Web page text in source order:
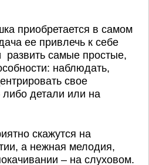
приобретается в самом
ее привлечь к себе
самые простые,
наблюдать,
свое
детали или на
скажутся на
а нежная мелодия,
– на слуховом.